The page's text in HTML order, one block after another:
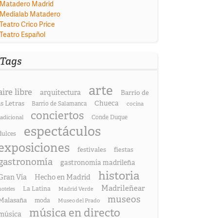
Matadero Madrid
Medialab Matadero
Teatro Crico Price
Teatro Español
Tags
libre arquitectura arte
Barrio de
Letras
Barrio de Salamanca Chueca
cocina
conciertos Conde Duque
espectáculos
festivales fiestas
gastronomía madrileña
Vía Hecho en Madrid historia
La Latina Madrid Verde Madrileñear
moda Museo del Prado museos
música en directo